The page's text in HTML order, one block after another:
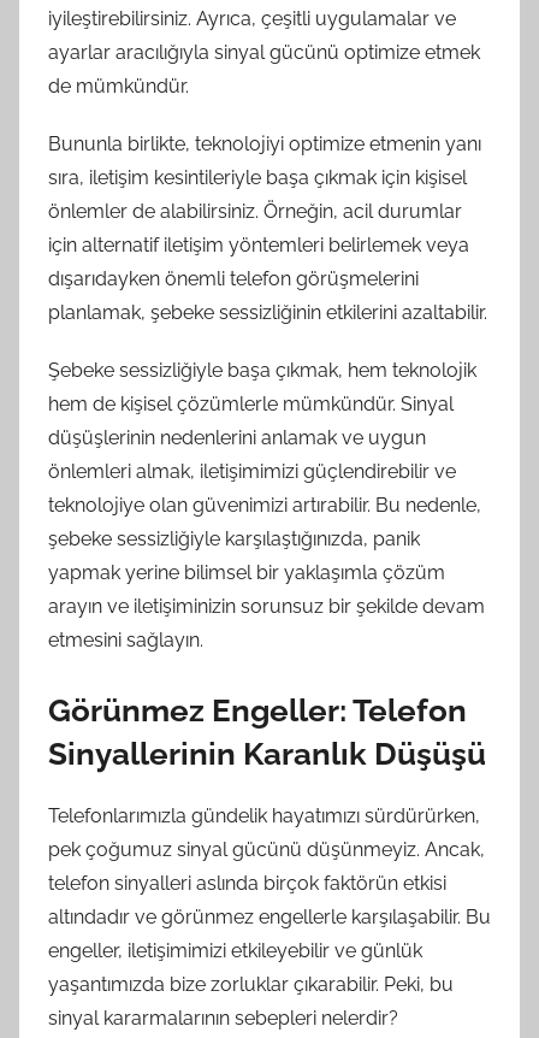
iyileştirebilirsiniz. Ayrıca, çeşitli uygulamalar ve
ayarlar aracılığıyla sinyal gücünü optimize etmek
de mümkündür.
Bununla birlikte, teknolojiyi optimize etmenin yanı
sıra, iletişim kesintileriyle başa çıkmak için kişisel
önlemler de alabilirsiniz. Örneğin, acil durumlar
için alternatif iletişim yöntemleri belirlemek veya
dışarıdayken önemli telefon görüşmelerini
planlamak, şebeke sessizliğinin etkilerini azaltabilir.
Şebeke sessizliğiyle başa çıkmak, hem teknolojik
hem de kişisel çözümlerle mümkündür. Sinyal
düşüşlerinin nedenlerini anlamak ve uygun
önlemleri almak, iletişimimizi güçlendirebilir ve
teknolojiye olan güvenimizi artırabilir. Bu nedenle,
şebeke sessizliğiyle karşılaştığınızda, panik
yapmak yerine bilimsel bir yaklaşımla çözüm
arayın ve iletişiminizin sorunsuz bir şekilde devam
etmesini sağlayın.
Görünmez Engeller: Telefon
Sinyallerinin Karanlık Düşüşü
Telefonlarımızla gündelik hayatımızı sürdürürken,
pek çoğumuz sinyal gücünü düşünmeyiz. Ancak,
telefon sinyalleri aslında birçok faktörün etkisi
altındadır ve görünmez engellerle karşılaşabilir. Bu
engeller, iletişimimizi etkileyebilir ve günlük
yaşantımızda bize zorluklar çıkarabilir. Peki, bu
sinyal kararmalarının sebepleri nelerdir?